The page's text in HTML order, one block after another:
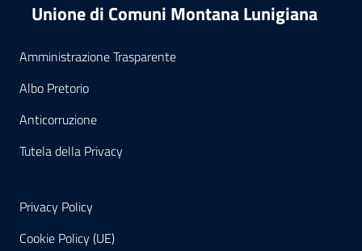
Unione di Comuni Montana Lunigiana
Amministrazione Trasparente
Albo Pretorio
Anticorruzione
Tutela della Privacy
Privacy Policy
Cookie Policy (UE)